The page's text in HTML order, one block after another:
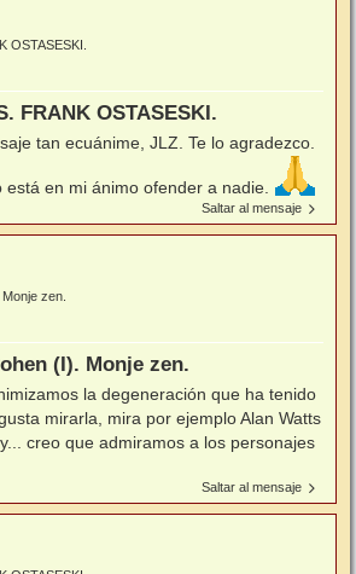
OSTASESKI.
FRANK OSTASESKI.
tan ecuánime, JLZ. Te lo agradezco.
en mi ánimo ofender a nadie.
Saltar al mensaje
zen.
(I). Monje zen.
la degeneración que ha tenido
mirarla, mira por ejemplo Alan Watts
creo que admiramos a los personajes
Saltar al mensaje